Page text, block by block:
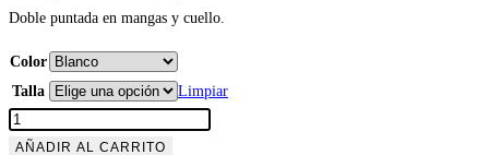
Doble puntada en mangas y cuello.
Color
Talla
Limpiar
Polera
Gatos
AÑADIR AL CARRITO